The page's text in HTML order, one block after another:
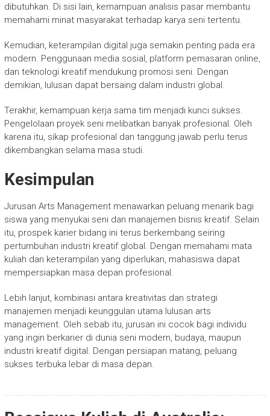
dibutuhkan. Di sisi lain, kemampuan analisis pasar membantu
memahami minat masyarakat terhadap karya seni tertentu.
Kemudian, keterampilan digital juga semakin penting pada era
modern. Penggunaan media sosial, platform pemasaran online,
dan teknologi kreatif mendukung promosi seni. Dengan
demikian, lulusan dapat bersaing dalam industri global.
Terakhir, kemampuan kerja sama tim menjadi kunci sukses.
Pengelolaan proyek seni melibatkan banyak profesional. Oleh
karena itu, sikap profesional dan tanggung jawab perlu terus
dikembangkan selama masa studi.
Kesimpulan
Jurusan Arts Management menawarkan peluang menarik bagi
siswa yang menyukai seni dan manajemen bisnis kreatif. Selain
itu, prospek karier bidang ini terus berkembang seiring
pertumbuhan industri kreatif global. Dengan memahami mata
kuliah dan keterampilan yang diperlukan, mahasiswa dapat
mempersiapkan masa depan profesional.
Lebih lanjut, kombinasi antara kreativitas dan strategi
manajemen menjadi keunggulan utama lulusan arts
management. Oleh sebab itu, jurusan ini cocok bagi individu
yang ingin berkarier di dunia seni modern, budaya, maupun
industri kreatif digital. Dengan persiapan matang, peluang
sukses terbuka lebar di masa depan.